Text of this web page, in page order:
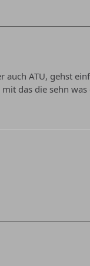
auch ATU, gehst
das die sehn